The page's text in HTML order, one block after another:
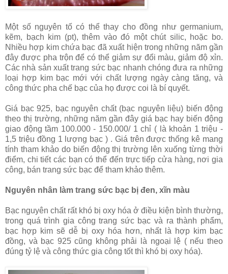
Một số nguyên tố có thể thay cho đồng như germanium,
kẽm, bạch kim (pt), thêm vào đó một chút silic, hoặc bo.
Nhiều hợp kim chứa bạc đã xuất hiện trong những năm gần
đây được pha trộn để có thể giảm sự đổi màu, giảm độ xỉn.
Các nhà sản xuất trang sức bạc nhanh chóng đưa ra những
loại hợp kim bạc mới với chất lượng ngày càng tăng, và
công thức pha chế bạc của họ được coi là bí quyết.
Giá bạc 925, bạc nguyên chất (bạc nguyên liệu) biến động
theo thị trường, những năm gần đây giá bạc hay biến động
giao động tầm 100.000 - 150.000/ 1 chỉ ( là khoản 1 triệu -
1,5 triệu đồng 1 lượng bạc ) . Giá trên được thống kê mang
tính tham khảo do biến động thị trường lên xuống từng thời
điểm, chi tiết các bạn có thể đến trực tiếp cửa hàng, nơi gia
công, bán trang sức bạc để tham khảo thêm.
Nguyên nhân làm trang sức bạc bị đen, xĩn màu
Bạc nguyên chất rất khó bị oxy hóa ở điều kiện bình thường,
trong quá trình gia công trang sức bạc và ra thành phẩm,
bạc hợp kim sẽ dễ bị oxy hóa hơn, nhất là hợp kim bạc
đồng, và bạc 925 cũng không phải là ngoại lệ ( nếu theo
đúng tỷ lệ và công thức gia công tốt thì khó bị oxy hóa).